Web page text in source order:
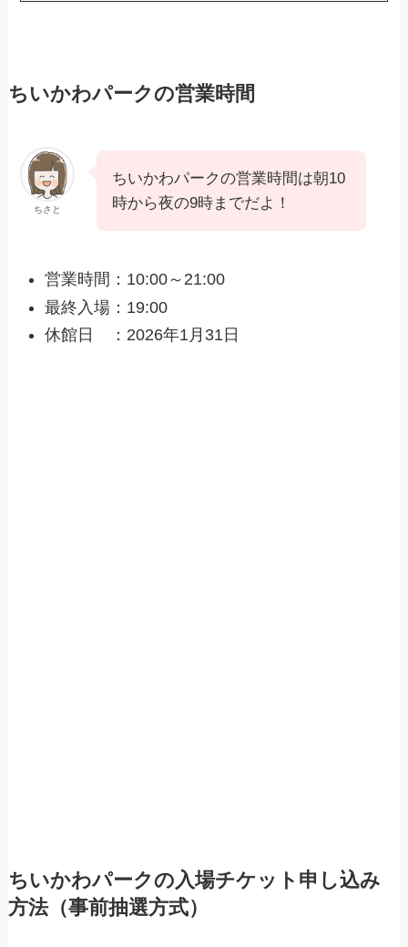
ちいかわパークの営業時間
ちさと
ちいかわパークの営業時間は朝10
時から夜の9時までだよ！
営業時間：10:00～21:00
最終入場：19:00
休館日 ：2026年1月31日
ちいかわパークの入場チケット申し込み
方法（事前抽選方式）